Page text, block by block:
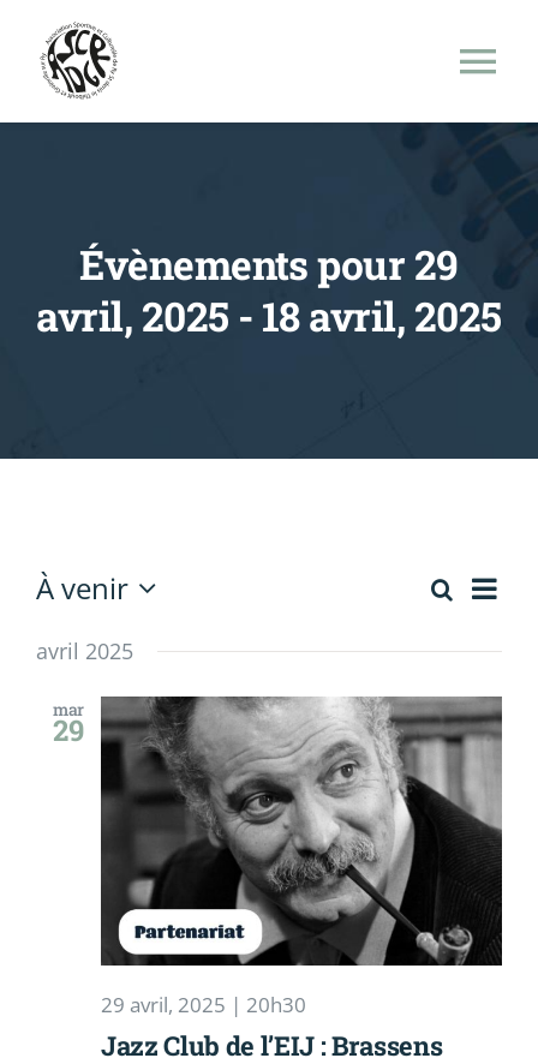
content
Evènements
Évènements pour 29
avril, 2025 - 18 avril, 2025
et
de
vues
Liste
À venir
une
avril 2025
mar
29
29 avril, 2025 | 20h30
Jazz Club de l’EIJ : Brassens